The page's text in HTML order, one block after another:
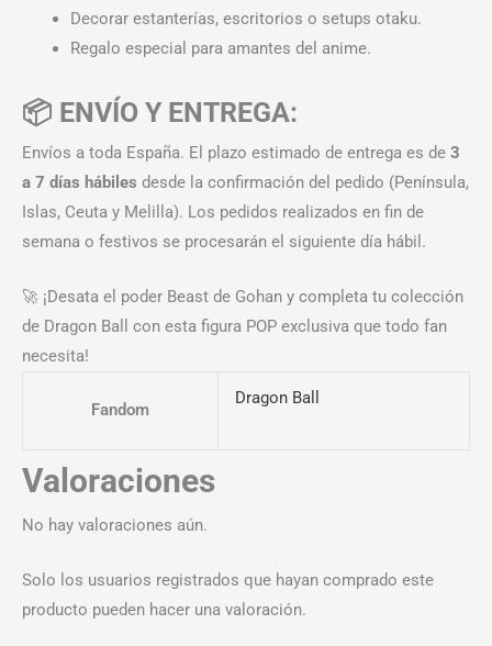
Decorar estanterías, escritorios o setups otaku.
Regalo especial para amantes del anime.
📦 ENVÍO Y ENTREGA:
Envíos a toda España. El plazo estimado de entrega es de 3
a 7 días hábiles desde la confirmación del pedido (Península,
Islas, Ceuta y Melilla). Los pedidos realizados en fin de
semana o festivos se procesarán el siguiente día hábil.
🚀 ¡Desata el poder Beast de Gohan y completa tu colección
de Dragon Ball con esta figura POP exclusiva que todo fan
necesita!
Fandom
Dragon Ball
Valoraciones
No hay valoraciones aún.
Solo los usuarios registrados que hayan comprado este
producto pueden hacer una valoración.